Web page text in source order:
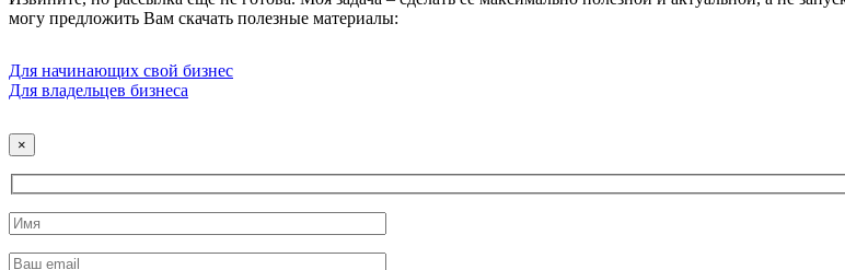
могу предложить Вам скачать полезные материалы:
Для начинающих свой бизнес
Для владельцев бизнеса
×